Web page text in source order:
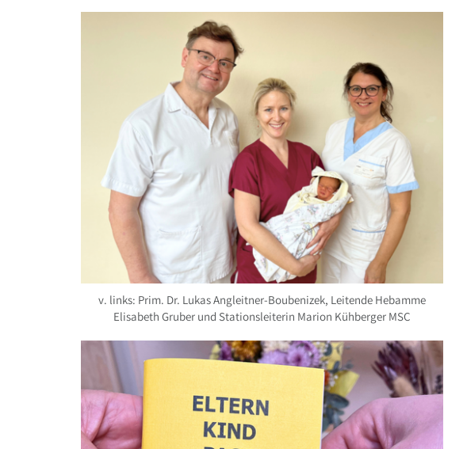
v. links: Prim. Dr. Lukas Angleitner-Boubenizek, Leitende Hebamme
Elisabeth Gruber und Stationsleiterin Marion Kühberger MSC